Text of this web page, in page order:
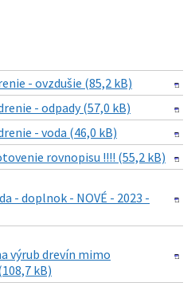
- ovzdušie (85,2 kB)
- odpady (57,0 kB)
- voda (46,0 kB)
rovnopisu !!!! (55,2 kB)
- doplnok - NOVÉ - 2023 -
výrub drevín mimo
kB)